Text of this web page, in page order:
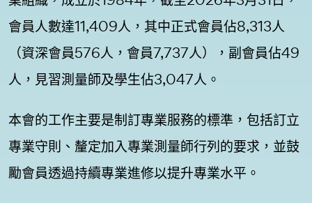
會員人數達11,409人，其中正式會員佔8,313人
（資深會員576人，會員7,737人），副會員佔49
人，見習測量師及學生佔3,047人。
本會的工作主要是制訂專業服務的標準，包括訂立
專業守則、釐定加入專業測量師行列的要求，並鼓
勵會員透過持續專業進修以提升專業水平。